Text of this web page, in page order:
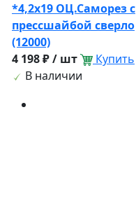
*4,2х19 ОЦ.Саморез с
прессшайбой сверло
(12000)
4 198 ₽ / шт
Купить
В наличии